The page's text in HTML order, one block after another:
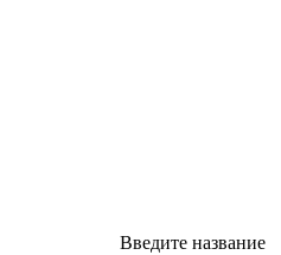
Введите название